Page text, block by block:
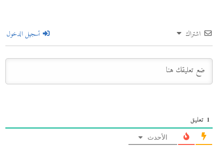
اشتراك تسجيل الدخول
1 تعليق
الأحدث